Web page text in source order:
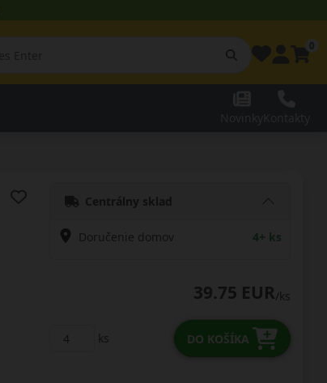
Centrálny sklad
Doručenie domov 4+ ks
39.75 EUR/ks
ks DO KOŠÍKA